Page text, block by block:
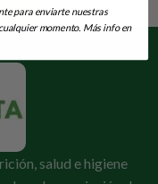
Al Carrito
salud e higiene
para enviarte nuestras
momento. Más info en